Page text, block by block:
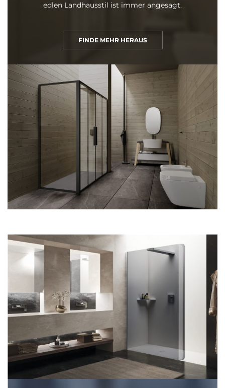
edlen Landhausstil ist immer angesagt.
FINDE MEHR HERAUS